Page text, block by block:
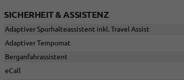
SICHERHEIT & ASSISTENZ
Adaptiver Spurhalteassistent inkl. Travel Assist
Adaptiver Tempomat
Berganfahrassistent
eCall